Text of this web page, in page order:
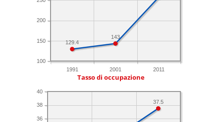
1991 2001 2011
100
150
200
143
129.4
Tasso di occupazione
36
38
40
37.5